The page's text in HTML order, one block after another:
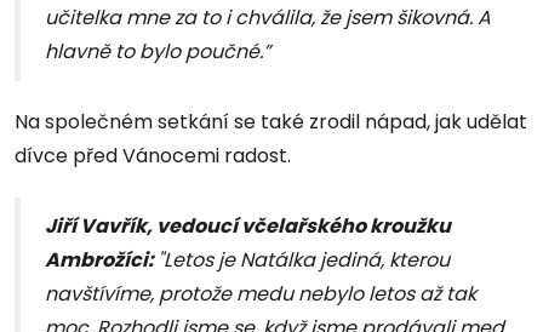
učitelka mne za to i chválila, že jsem šikovná. A
hlavně to bylo poučné.”
Na společném setkání se také zrodil nápad, jak udělat
dívce před Vánocemi radost.
Jiří Vavřík, vedoucí včelařského kroužku
Ambrožíci: "Letos je Natálka jediná, kterou
navštívíme, protože medu nebylo letos až tak